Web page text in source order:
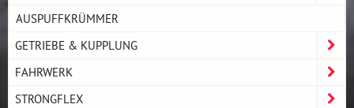
AUSPUFFKRÜMMER
GETRIEBE & KUPPLUNG
FAHRWERK
STRONGFLEX